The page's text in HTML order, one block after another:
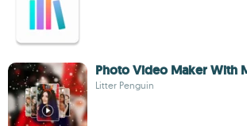
Photo Video Maker With
Litter Penguin